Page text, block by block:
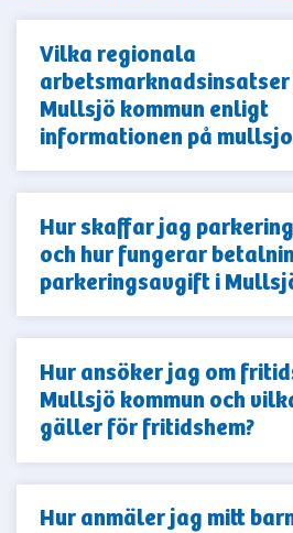
Vilka regionala
arbetsmarknadsinsatser
Mullsjö kommun enligt
informationen på
Hur skaffar jag
och hur fungerar
parkeringsavgift i
Hur ansöker jag om
Mullsjö kommun och
gäller för fritidshem?
Hur anmäler jag mitt